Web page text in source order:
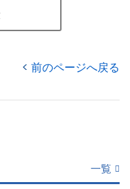
前のページへ戻る
一覧